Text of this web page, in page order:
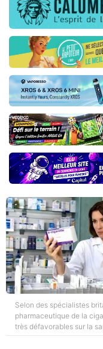
Selon des spécialistes
pharmaceutique de la
très défavorables sur la